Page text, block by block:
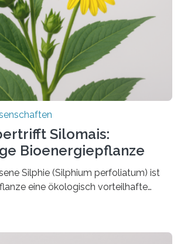
An der Justus-Liebig-Universität
die Arbeitsgruppe von Prof. Dr.
am Institut für
neue biologische und
Verfahren zur…
Silomais:
Bioenergiepflanze
Silphie (Silphium perfoliatum) ist
eine ökologisch vorteilhafte
von Forschenden der